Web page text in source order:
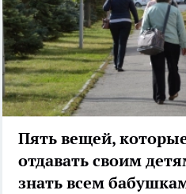
Пять вещей,
отдавать своим
знать всем